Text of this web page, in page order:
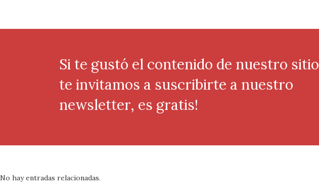
Si te gustó el contenido de nuestro sitio
te invitamos a suscribirte a nuestro
newsletter, es gratis!
No hay entradas relacionadas.